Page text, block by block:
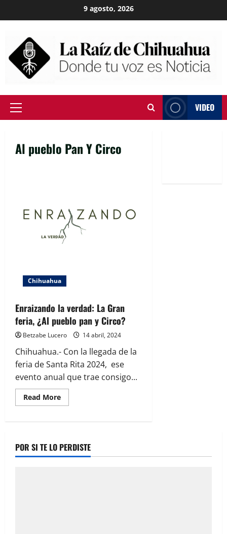
to
9 agosto, 2026
Primary
VIDEO
Al pueblo Pan Y Circo
Chihuahua
Enraizando la verdad: La Gran
feria, ¿Al pueblo pan y Circo?
Betzabe Lucero 14 abril, 2024
Chihuahua.- Con la llegada de la
feria de Santa Rita 2024, ese
evento anual que trae consigo...
Read MoreRead
more
Gran
feria,
¿Al
POR SI TE LO PERDISTE